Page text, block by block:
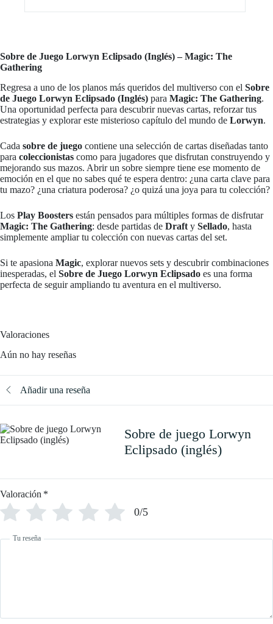
Sobre de Juego Lorwyn Eclipsado (Inglés) – Magic: The
Gathering
Regresa a uno de los planos más queridos del multiverso con el Sobre
de Juego Lorwyn Eclipsado (Inglés) para Magic: The Gathering.
Una oportunidad perfecta para descubrir nuevas cartas, reforzar tus
estrategias y explorar este misterioso capítulo del mundo de Lorwyn.
Cada sobre de juego contiene una selección de cartas diseñadas tanto
para coleccionistas como para jugadores que disfrutan construyendo y
mejorando sus mazos. Abrir un sobre siempre tiene ese momento de
emoción en el que no sabes qué te espera dentro: ¿una carta clave para
tu mazo? ¿una criatura poderosa? ¿o quizá una joya para tu colección?
Los Play Boosters están pensados para múltiples formas de disfrutar
Magic: The Gathering: desde partidas de Draft y Sellado, hasta
simplemente ampliar tu colección con nuevas cartas del set.
Si te apasiona Magic, explorar nuevos sets y descubrir combinaciones
inesperadas, el Sobre de Juego Lorwyn Eclipsado es una forma
perfecta de seguir ampliando tu aventura en el multiverso.
Valoraciones
Aún no hay reseñas
Añadir una reseña
Sobre de juego Lorwyn
Eclipsado (inglés)
Valoración *
0/5
Tu reseña